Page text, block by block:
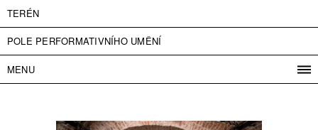
TERÉN
POLE PERFORMATIVNÍHO UMĚNÍ
MENU